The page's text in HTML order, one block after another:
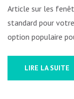
Article sur les
standard pour
option populaire
LIRE LA SUITE